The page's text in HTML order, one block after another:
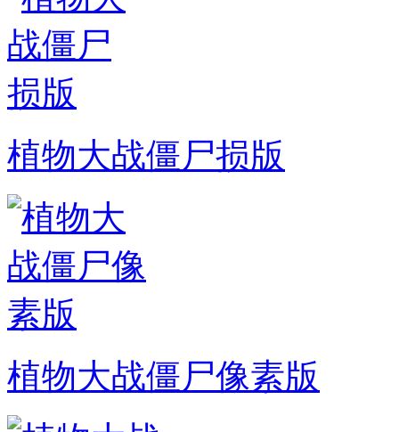
植物大战僵尸损版
植物大战僵尸像素版